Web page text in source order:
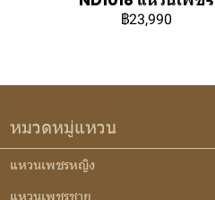
฿23,990
หมวดหมู่แหวน
แหวนเพชรหญิง
แหวนเพชรชาย